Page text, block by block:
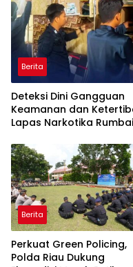
Berita
Deteksi Dini Gangguan
Keamanan dan
Lapas Narkotika Rumbai
Hunian
Berita
Perkuat Green Policing,
Polda Riau Dukung